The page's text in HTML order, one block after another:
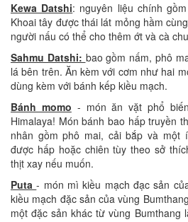
Kewa Datshi: nguyên liệu chính
Khoai tây được thái lát mỏng hầm
người nấu có thể cho thêm ớt và cà
Sahmu Datshi: bao gồm nấm, phô
lá bên trên. Ăn kèm với cơm như hai
dùng kèm với bánh kếp kiều mạch.
Bánh momo - món ăn vặt phổ
Himalaya! Món bánh bao hấp truyền
nhân gồm phô mai, cải bắp và một
được hấp hoặc chiên tùy theo sở
thịt xay nếu muốn.
Puta- món mì kiều mạch đạc sản
kiều mạch đặc sản của vùng
một đặc sản khác từ vùng Bumthang